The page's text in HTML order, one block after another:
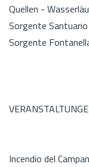
Quellen -
Sorgente
Sorgente
Incendio del